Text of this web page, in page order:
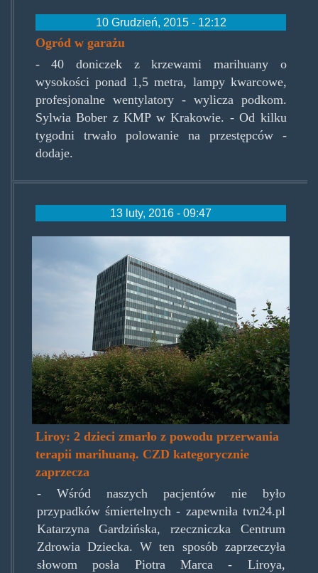
10 Grudzień, 2015 - 12:12
Ogród w garażu
- 40 doniczek z krzewami marihuany o
wysokości ponad 1,5 metra, lampy kwarcowe,
profesjonalne wentylatory - wylicza podkom.
Sylwia Bober z KMP w Krakowie. - Od kilku
tygodni trwało polowanie na przestępców -
dodaje.
13 luty, 2016 - 09:47
czd100.jpg
Liroy: 2 dzieci zmarło z powodu przerwania
terapii marihuaną. CZD kategorycznie
zaprzecza
- Wśród naszych pacjentów nie było
przypadków śmiertelnych - zapewniła tvn24.pl
Katarzyna Gardzińska, rzeczniczka Centrum
Zdrowia Dziecka. W ten sposób zaprzeczyła
słowom posła Piotra Marca - Liroya,